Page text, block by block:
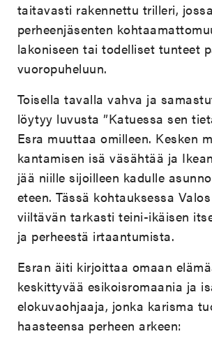
taitavasti rakennettu trilleri, jossa
perheenjäsenten
lakoniseen tai todelliset tunteet
vuoropuheluun.
Toisella tavalla vahva ja
löytyy luvusta ”Katuessa sen
Esra muuttaa omilleen. Kesken
kantamisen isä väsähtää ja
jää niille sijoilleen kadulle
eteen. Tässä kohtauksessa
viiltävän tarkasti teini-ikäisen
ja perheestä irtaantumista.
Esran äiti kirjoittaa omaan
keskittyvää esikoisromaania ja
elokuvaohjaaja, jonka karisma
haasteensa perheen arkeen: